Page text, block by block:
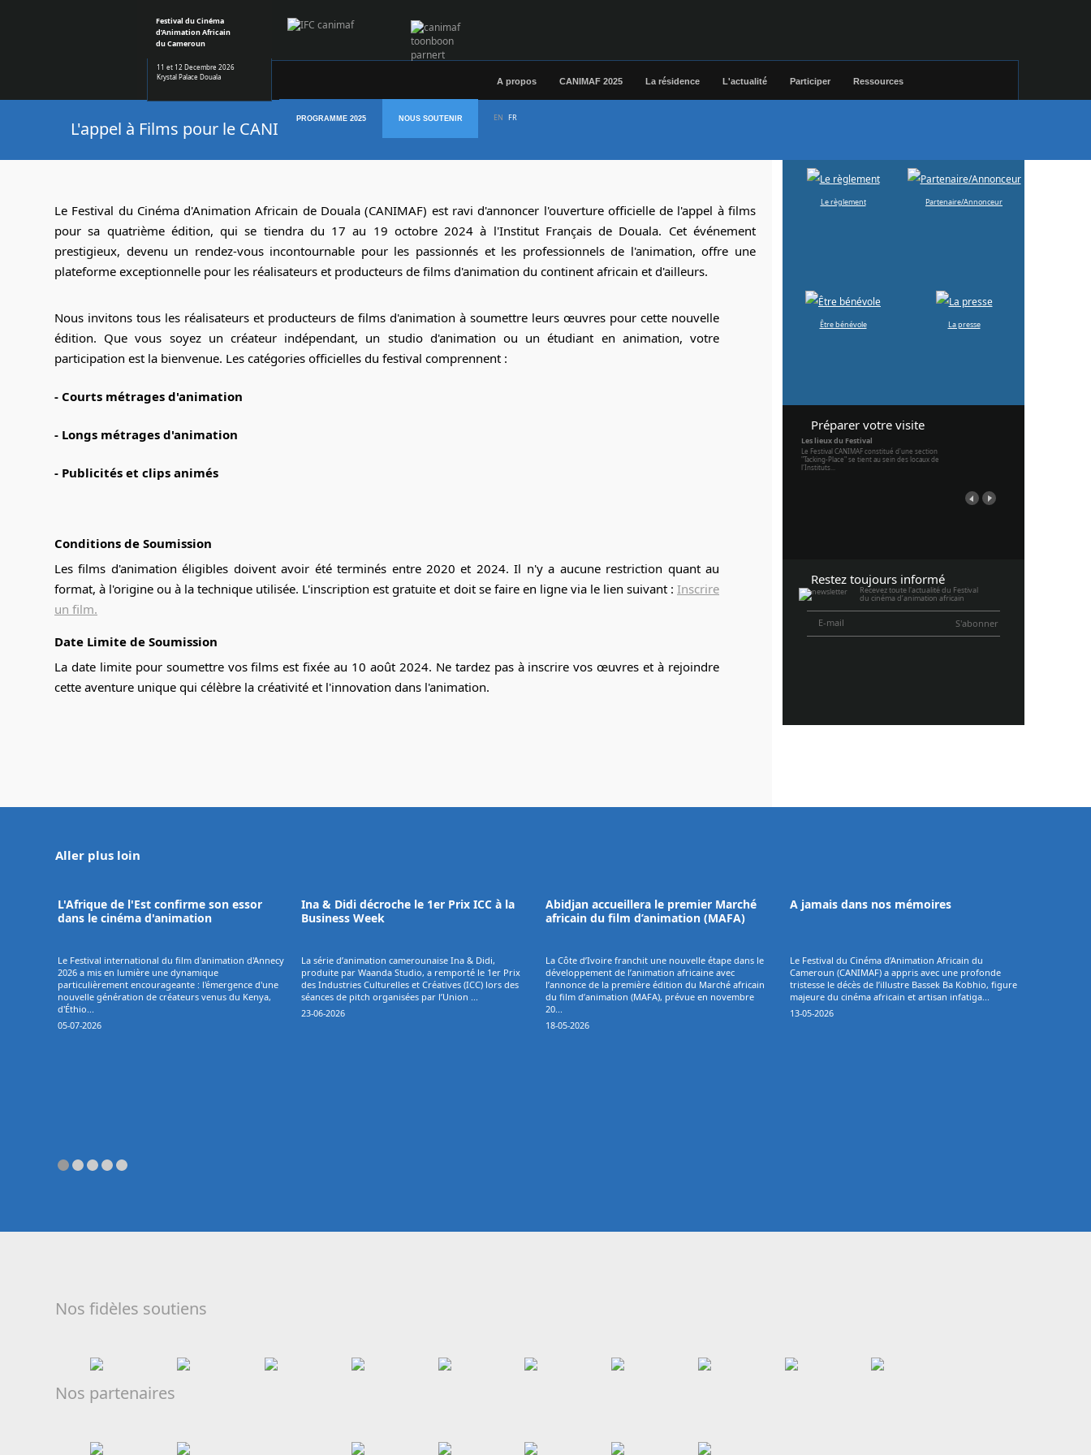
Festival du Cinéma
d’Animation Africain
du Cameroun
11 et 12 Decembre 2026
Krystal Palace Douala
A propos CANIMAF 2025 La résidence L'actualité Participer Ressources
PROGRAMME 2025 NOUS SOUTENIR EN FR
L'appel à Films pour le CANIMAF 2024 est ouvert
Le Festival du Cinéma d'Animation Africain de Douala (CANIMAF) est ravi d'annoncer l'ouverture officielle de l'appel à films
pour sa quatrième édition, qui se tiendra du 17 au 19 octobre 2024 à l'Institut Français de Douala. Cet événement
prestigieux, devenu un rendez-vous incontournable pour les passionnés et les professionnels de l'animation, offre une
plateforme exceptionnelle pour les réalisateurs et producteurs de films d'animation du continent africain et d'ailleurs.
Nous invitons tous les réalisateurs et producteurs de films d'animation à soumettre leurs œuvres pour cette nouvelle
édition. Que vous soyez un créateur indépendant, un studio d'animation ou un étudiant en animation, votre
participation est la bienvenue. Les catégories officielles du festival comprennent :
- Courts métrages d'animation
- Longs métrages d'animation
- Publicités et clips animés
Conditions de Soumission
Les films d'animation éligibles doivent avoir été terminés entre 2020 et 2024. Il n'y a aucune restriction quant au
format, à l'origine ou à la technique utilisée. L'inscription est gratuite et doit se faire en ligne via le lien suivant : Inscrire
un film.
Date Limite de Soumission
La date limite pour soumettre vos films est fixée au 10 août 2024. Ne tardez pas à inscrire vos œuvres et à rejoindre
cette aventure unique qui célèbre la créativité et l'innovation dans l'animation.
Le règlement Partenaire/Annonceur
Être bénévole La presse
Préparer votre visite
Les lieux du Festival
Le Festival CANIMAF constitué d'une section
"Tacking-Place" se tient au sein des locaux de
l'Instituts...
Restez toujours informé
Recevez toute l'actualité du Festival
du cinéma d’animation africain
Aller plus loin
L'Afrique de l'Est confirme son essor
dans le cinéma d'animation
Le Festival international du film d'animation d'Annecy
2026 a mis en lumière une dynamique
particulièrement encourageante : l'émergence d'une
nouvelle génération de créateurs venus du Kenya,
d'Éthio...
05-07-2026
Ina & Didi décroche le 1er Prix ICC à la
Business Week
La série d’animation camerounaise Ina & Didi,
produite par Waanda Studio, a remporté le 1er Prix
des Industries Culturelles et Créatives (ICC) lors des
séances de pitch organisées par l’Union ...
23-06-2026
Abidjan accueillera le premier Marché
africain du film d’animation (MAFA)
La Côte d’Ivoire franchit une nouvelle étape dans le
développement de l’animation africaine avec
l’annonce de la première édition du Marché africain
du film d’animation (MAFA), prévue en novembre
20...
18-05-2026
A jamais dans nos mémoires
Le Festival du Cinéma d’Animation Africain du
Cameroun (CANIMAF) a appris avec une profonde
tristesse le décès de l’illustre Bassek Ba Kobhio, figure
majeure du cinéma africain et artisan infatiga...
13-05-2026
Nos fidèles soutiens
Nos partenaires